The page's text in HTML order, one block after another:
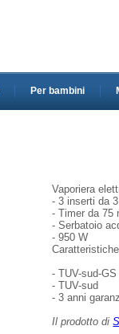
Per bambini
Vaporiera
- 3 inserti da
- Timer da 75
- Serbatoio
- 950 W
Caratteristiche
- TUV-sud-GS
- TUV-sud
- 3 anni
Il prodotto di